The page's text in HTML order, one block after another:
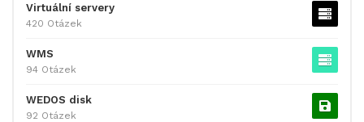
Virtuální servery
420 Otázek
WMS
94 Otázek
WEDOS disk
92 Otázek